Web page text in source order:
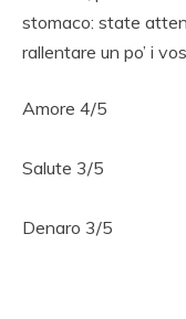
stomaco: state
rallentare un po’ i
Amore 4/5
Salute 3/5
Denaro 3/5